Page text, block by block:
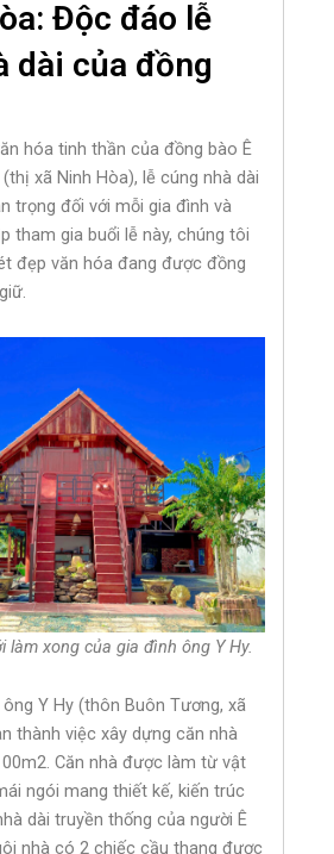
Độc đáo lễ
dài của đồng
hóa tinh thần của đồng bào Ê
xã Ninh Hòa), lễ cúng nhà dài
trọng đối với mỗi gia đình và
tham gia buổi lễ này, chúng tôi
đẹp văn hóa đang được đồng
làm xong của gia đình ông Y Hy.
Y Hy (thôn Buôn Tương, xã
thành việc xây dựng căn nhà
Căn nhà được làm từ vật
ngói mang thiết kế, kiến trúc
dài truyền thống của người Ê
nhà có 2 chiếc cầu thang được